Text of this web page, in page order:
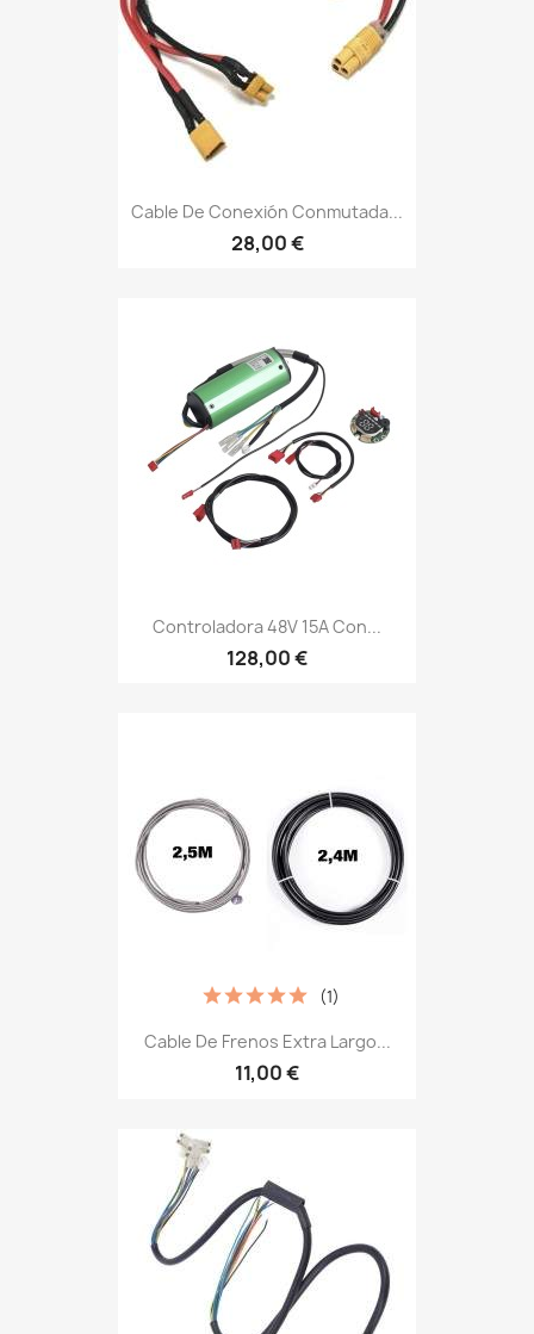
Cable De Conexión Conmutada...
28,00 €
Controladora 48V 15A Con...
128,00 €
Cable De Frenos Extra Largo...
11,00 €
(1)